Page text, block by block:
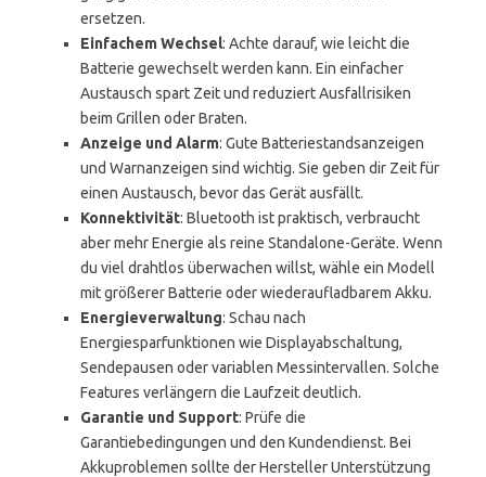
ersetzen.
Einfachem Wechsel: Achte darauf, wie leicht die
Batterie gewechselt werden kann. Ein einfacher
Austausch spart Zeit und reduziert Ausfallrisiken
beim Grillen oder Braten.
Anzeige und Alarm: Gute Batteriestandsanzeigen
und Warnanzeigen sind wichtig. Sie geben dir Zeit für
einen Austausch, bevor das Gerät ausfällt.
Konnektivität: Bluetooth ist praktisch, verbraucht
aber mehr Energie als reine Standalone-Geräte. Wenn
du viel drahtlos überwachen willst, wähle ein Modell
mit größerer Batterie oder wiederaufladbarem Akku.
Energieverwaltung: Schau nach
Energiesparfunktionen wie Displayabschaltung,
Sendepausen oder variablen Messintervallen. Solche
Features verlängern die Laufzeit deutlich.
Garantie und Support: Prüfe die
Garantiebedingungen und den Kundendienst. Bei
Akkuproblemen sollte der Hersteller Unterstützung